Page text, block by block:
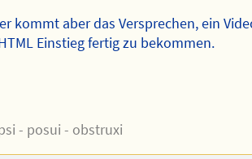
kommt aber das Versprechen, ein
Einstieg fertig zu bekommen.
- posui - obstruxi